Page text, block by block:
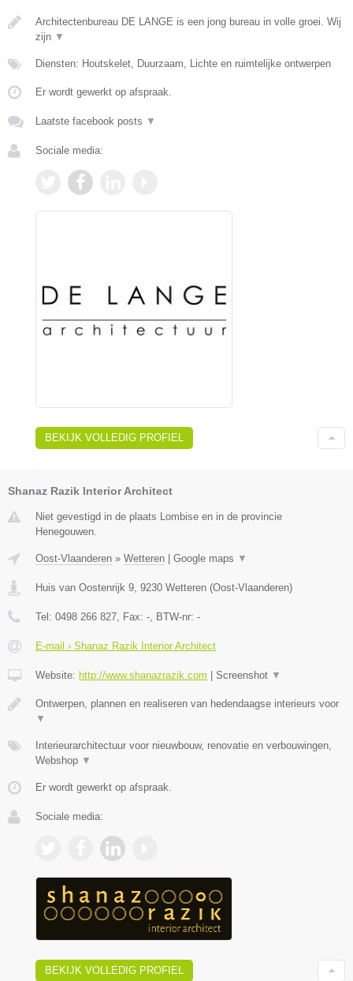
Architectenbureau DE LANGE is een jong bureau in volle groei. Wij
zijn ▼
Diensten: Houtskelet, Duurzaam, Lichte en ruimtelijke ontwerpen
Er wordt gewerkt op afspraak.
Laatste facebook posts ▼
Sociale media:
BEKIJK VOLLEDIG PROFIEL
Shanaz Razik Interior Architect
Niet gevestigd in de plaats Lombise en in de provincie
Henegouwen.
Oost-Vlaanderen » Wetteren Google maps ▼
Huis van Oostenrijk 9, 9230 Wetteren (Oost-Vlaanderen)
Tel: 0498 266 827, Fax: -, BTW-nr: -
E-mail › Shanaz Razik Interior Architect
Website: http://www.shanazrazik.com Screenshot ▼
Ontwerpen, plannen en realiseren van hedendaagse interieurs voor
▼
Interieurarchitectuur voor nieuwbouw, renovatie en verbouwingen,
Webshop ▼
Er wordt gewerkt op afspraak.
Sociale media:
BEKIJK VOLLEDIG PROFIEL